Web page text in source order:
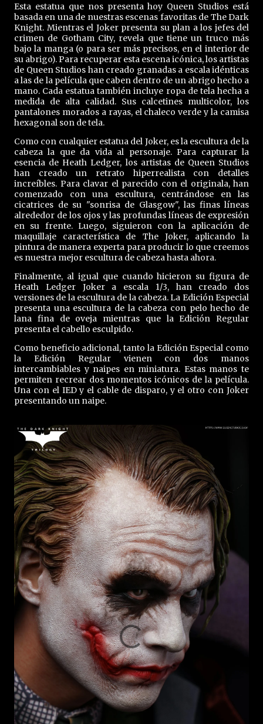
Esta estatua que nos presenta hoy Queen Studios está
basada en una de nuestras escenas favoritas de The Dark
Knight. Mientras el Joker presenta su plan a los jefes del
crimen de Gotham City, revela que tiene un truco más
bajo la manga (o para ser más precisos, en el interior de
su abrigo). Para recuperar esta escena icónica, los artistas
de Queen Studios han creado granadas a escala idénticas
a las de la película que caben dentro de un abrigo hecho a
mano. Cada estatua también incluye ropa de tela hecha a
medida de alta calidad. Sus calcetines multicolor, los
pantalones morados a rayas, el chaleco verde y la camisa
hexagonal son de tela.
Como con cualquier estatua del Joker, es la escultura de la
cabeza la que da vida al personaje. Para capturar la
esencia de Heath Ledger, los artistas de Queen Studios
han creado un retrato hiperrealista con detalles
increíbles. Para clavar el parecido con el originala, han
comenzado con una escultura, centrándose en las
cicatrices de su "sonrisa de Glasgow", las finas líneas
alrededor de los ojos y las profundas líneas de expresión
en su frente. Luego, siguieron con la aplicación de
maquillaje característica de The Joker, aplicando la
pintura de manera experta para producir lo que creemos
es nuestra mejor escultura de cabeza hasta ahora.
Finalmente, al igual que cuando hicieron su figura de
Heath Ledger Joker a escala 1/3, han creado dos
versiones de la escultura de la cabeza. La Edición Especial
presenta una escultura de la cabeza con pelo hecho de
lana fina de oveja mientras que la Edición Regular
presenta el cabello esculpido.
Como beneficio adicional, tanto la Edición Especial como
la Edición Regular vienen con dos manos
intercambiables y naipes en miniatura. Estas manos te
permiten recrear dos momentos icónicos de la película.
Una con el IED y el cable de disparo, y el otro con Joker
presentando un naipe.